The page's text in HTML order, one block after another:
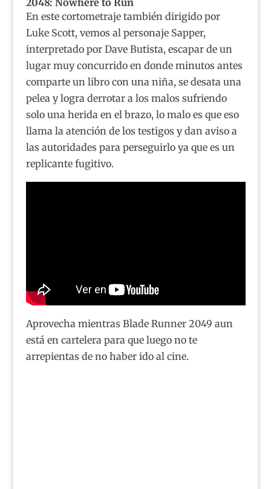
2048: Nowhere to Run
En este cortometraje también dirigido por
Luke Scott, vemos al personaje Sapper,
interpretado por Dave Butista, escapar de un
lugar muy concurrido en donde minutos antes
comparte un libro con una niña, se desata una
pelea y logra derrotar a los malos sufriendo
solo una herida en el brazo, lo malo es que eso
llama la atención de los testigos y dan aviso a
las autoridades para perseguirlo ya que es un
replicante fugitivo.
Aprovecha mientras Blade Runner 2049 aun
está en cartelera para que luego no te
arrepientas de no haber ido al cine.